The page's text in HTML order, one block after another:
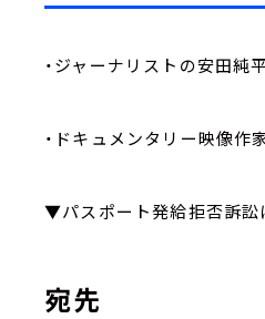
・ジャーナリストの安田純
・ドキュメンタリー映像作
▼パスポート発給拒否訴訟
宛先